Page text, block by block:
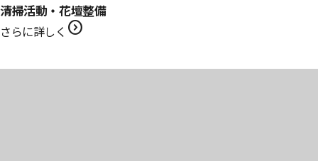
清掃活動・花壇整備
さらに詳しく expand_circle_right